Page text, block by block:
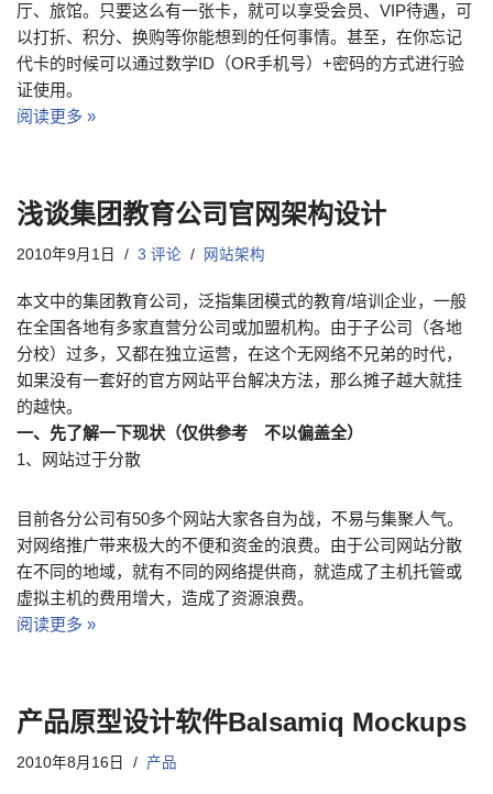
厅、旅馆。只要这么有一张卡，就可以享受会员、VIP待遇，可
以打折、积分、换购等你能想到的任何事情。甚至，在你忘记
代卡的时候可以通过数学ID（OR手机号）+密码的方式进行验
证使用。
阅读更多 »
浅谈集团教育公司官网架构设计
2010年9月1日 3 评论 网站架构
本文中的集团教育公司，泛指集团模式的教育/培训企业，一般
在全国各地有多家直营分公司或加盟机构。由于子公司（各地
分校）过多，又都在独立运营，在这个无网络不兄弟的时代，
如果没有一套好的官方网站平台解决方法，那么摊子越大就挂
的越快。
一、先了解一下现状（仅供参考 不以偏盖全）
1、网站过于分散
目前各分公司有50多个网站大家各自为战，不易与集聚人气。
对网络推广带来极大的不便和资金的浪费。由于公司网站分散
在不同的地域，就有不同的网络提供商，就造成了主机托管或
虚拟主机的费用增大，造成了资源浪费。
阅读更多 »
产品原型设计软件Balsamiq Mockups
2010年8月16日 产品